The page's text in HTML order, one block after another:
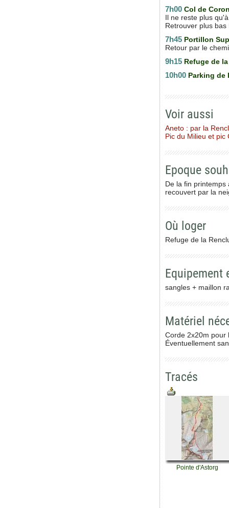
7h00 Col de
Il ne reste plus
Retrouver plus
7h45 Portillon
Retour par le
9h15 Refuge de
10h00 Parking de
Voir aussi
Aneto : par la
Pic du Milieu et pic
Epoque
De la fin
recouvert par la
Où loger
Refuge de la
Equipement
sangles + maillon
Matériel
Corde 2x20m pour
Éventuellement
Tracés
Pointe d'Astorg